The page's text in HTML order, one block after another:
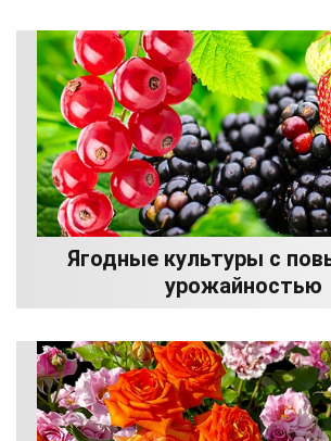
Ягодные культуры с
урожайностью